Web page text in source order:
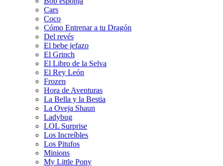
Cars
Coco
Cómo Entrenar a tu Dragón
Del revés
El bebe jefazo
El Grinch
El Libro de la Selva
El Rey León
Frozen
Hora de Aventuras
La Bella y la Bestia
La Oveja Shaun
Ladybug
LOL Surprise
Los Increíbles
Los Pitufos
Minions
My Little Pony